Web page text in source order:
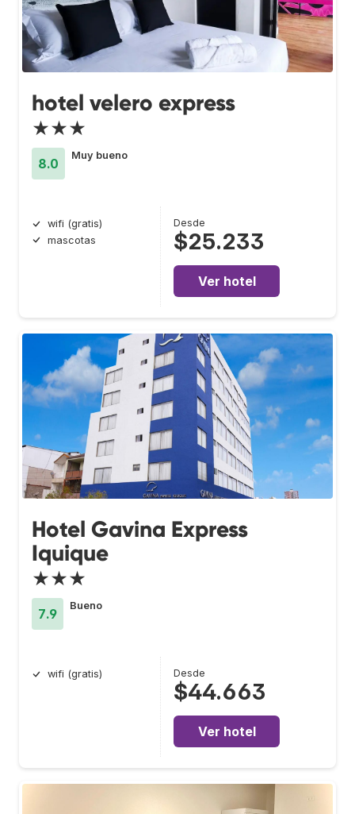
hotel velero express
★★★
8.0
Muy bueno
wifi (gratis)
mascotas
Desde
$25.233
Ver hotel
Hotel Gavina Express
Iquique
★★★
7.9
Bueno
wifi (gratis) Desde
$44.663
Ver hotel